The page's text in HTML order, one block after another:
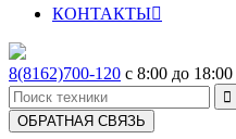
КОНТАКТЫ
8(8162)700-120 с 8:00 до 18:00

ОБРАТНАЯ СВЯЗЬ